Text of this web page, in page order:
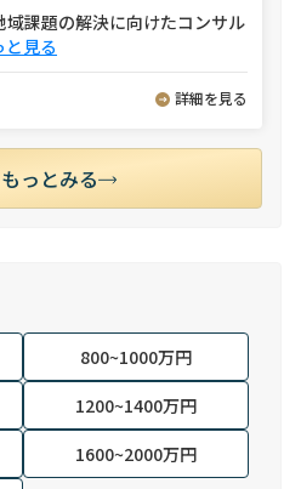
域課題の解決に向けたコンサル
と見る
詳細を見る
っとみる
800~1000万円
1200~1400万円
1600~2000万円